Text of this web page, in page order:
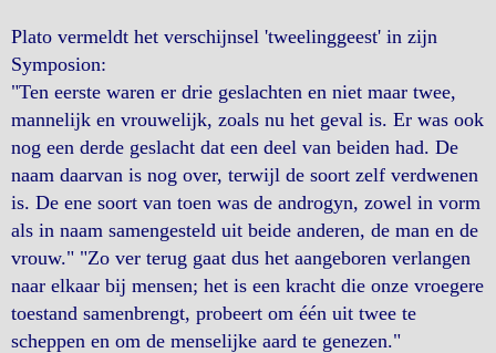
Plato vermeldt het verschijnsel 'tweelinggeest' in zijn
Symposion:
"Ten eerste waren er drie geslachten en niet maar twee,
mannelijk en vrouwelijk, zoals nu het geval is. Er was ook
nog een derde geslacht dat een deel van beiden had. De
naam daarvan is nog over, terwijl de soort zelf verdwenen
is. De ene soort van toen was de androgyn, zowel in vorm
als in naam samengesteld uit beide anderen, de man en de
vrouw." "Zo ver terug gaat dus het aangeboren verlangen
naar elkaar bij mensen; het is een kracht die onze vroegere
toestand samenbrengt, probeert om één uit twee te
scheppen en om de menselijke aard te genezen."